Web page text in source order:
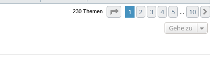
230 Themen Seite von10
1 2 3 4 5 10
Gehe zu